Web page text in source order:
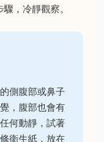
，冷靜觀察。
側腹部或鼻子
，腹部也會有
何動靜，試著
衛生紙，放在